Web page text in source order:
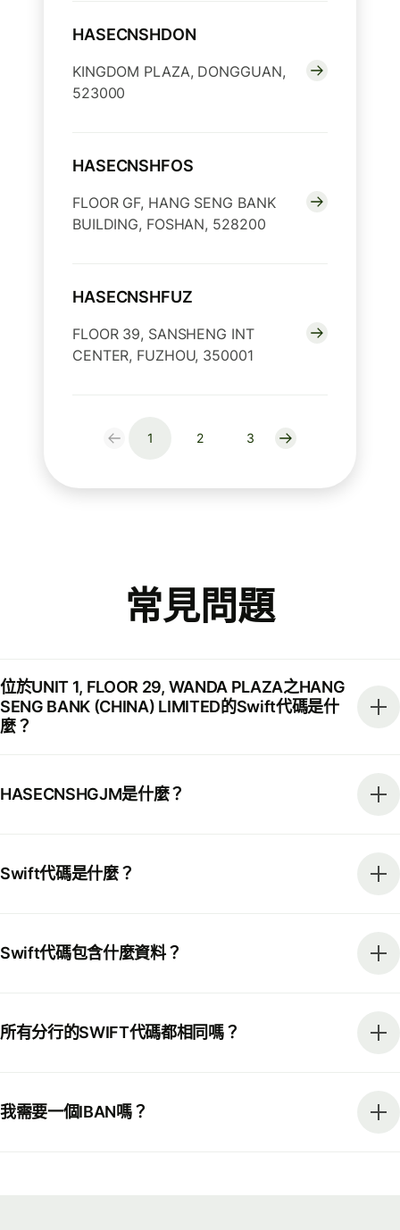
HASECNSHDON
KINGDOM PLAZA, DONGGUAN,
523000
HASECNSHFOS
FLOOR GF, HANG SENG BANK
BUILDING, FOSHAN, 528200
HASECNSHFUZ
FLOOR 39, SANSHENG INT
CENTER, FUZHOU, 350001
1 2 3
常見問題
位於UNIT 1, FLOOR 29, WANDA PLAZA之HANG
SENG BANK (CHINA) LIMITED的Swift代碼是什
麼？
HASECNSHGJM是什麼？
Swift代碼是什麼？
Swift代碼包含什麼資料？
所有分行的SWIFT代碼都相同嗎？
我需要一個IBAN嗎？